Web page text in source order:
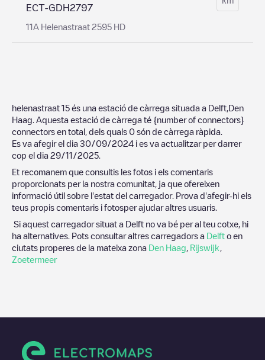
ECT-GDH2797
11A Helenastraat 2595 HD
helenastraat 15 és una estació de càrrega situada a Delft Den
Haag . Aquesta estació de càrrega té {number of connectors}
connectors en total, dels quals 0 són de càrrega ràpida.
Es va afegir el dia 30/09/2024 i es va actualitzar per darrer
cop el dia 29/11/2025
Et recomanem que consultis les fotos i els comentaris
proporcionats per la nostra comunitat, ja que ofereixen
informació útil sobre l'estat del carregador. Prova d'afegir-hi els
teus propis comentaris i fotosper ajudar altres usuaris.
Si aquest carregador situat a Delft no va bé per al teu cotxe, hi
ha alternatives. Pots consultar altres carregadors a Delft o en
ciutats properes de la mateixa zona Den Haag Rijswijk
Zoetermeer